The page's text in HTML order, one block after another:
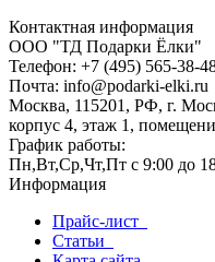
Контактная информация
ООО "ТД Подарки Ёлки"
Телефон: +7 (495) 565-38-
Почта: info@podarki-elki.ru
Москва, 115201, РФ, г.
корпус 4, этаж 1,
График работы:
Пн,Вт,Ср,Чт,Пт с 9:00 до
Информация
Прайс-лист
Статьи